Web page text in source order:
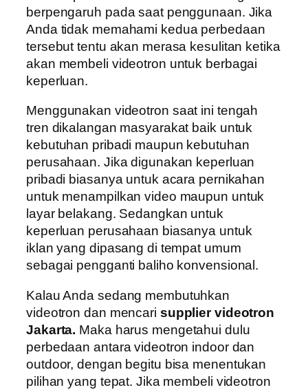
berpengaruh pada saat penggunaan. Jika
Anda tidak memahami kedua perbedaan
tersebut tentu akan merasa kesulitan ketika
akan membeli videotron untuk berbagai
keperluan.
Menggunakan videotron saat ini tengah
tren dikalangan masyarakat baik untuk
kebutuhan pribadi maupun kebutuhan
perusahaan. Jika digunakan keperluan
pribadi biasanya untuk acara pernikahan
untuk menampilkan video maupun untuk
layar belakang. Sedangkan untuk
keperluan perusahaan biasanya untuk
iklan yang dipasang di tempat umum
sebagai pengganti baliho konvensional.
Kalau Anda sedang membutuhkan
videotron dan mencari supplier videotron
Jakarta. Maka harus mengetahui dulu
perbedaan antara videotron indoor dan
outdoor, dengan begitu bisa menentukan
pilihan yang tepat. Jika membeli videotron